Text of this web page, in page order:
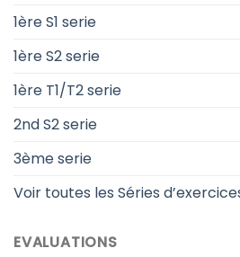
1ère S1 serie
1ère S2 serie
1ère T1/T2 serie
2nd S2 serie
3ème serie
Voir toutes les Séries
EVALUATIONS